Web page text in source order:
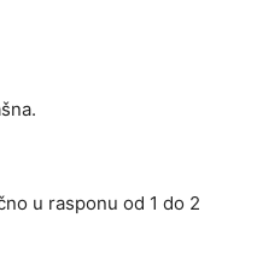
u rasponu od 1 do 2